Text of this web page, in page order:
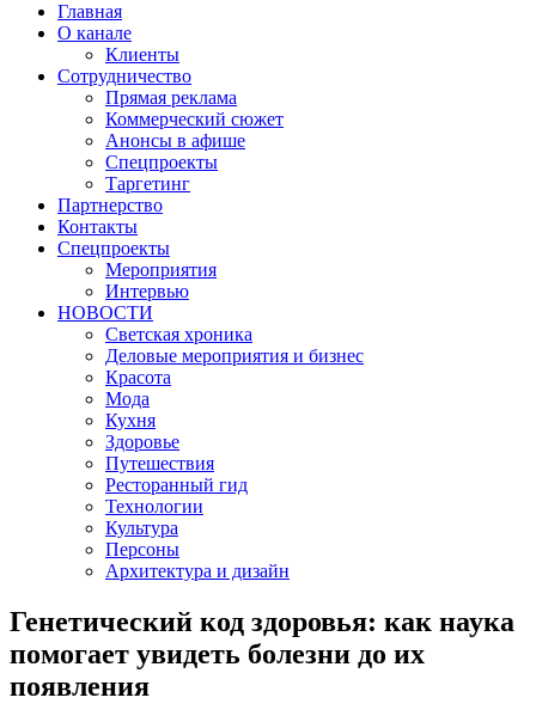
Главная
О канале
Клиенты
Сотрудничество
Прямая реклама
Коммерческий сюжет
Анонсы в афише
Cпецпроекты
Таргетинг
Партнерство
Контакты
Спецпроекты
Мероприятия
Интервью
НОВОСТИ
Светская хроника
Деловые мероприятия и бизнес
Красота
Мода
Кухня
Здоровье
Путешествия
Ресторанный гид
Технологии
Культура
Персоны
Архитектура и дизайн
Генетический код здоровья: как наука
помогает увидеть болезни до их
появления